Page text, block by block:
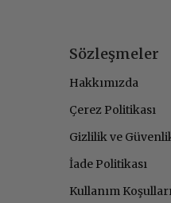
Sözleşmeler
Hakkımızda
Çerez Politikası
Gizlilik ve
İade Politikası
Kullanım